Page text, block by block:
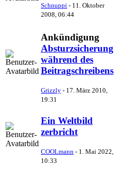
Schnuppi - 11. Oktober
2008, 06:44
Ankündigung
Absturzsicherung
während des
Beitragschreibens
Grizzly - 17. März 2010,
19:31
Ein Weltbild
zerbricht
COOLmann - 1. Mai 2022,
10:33